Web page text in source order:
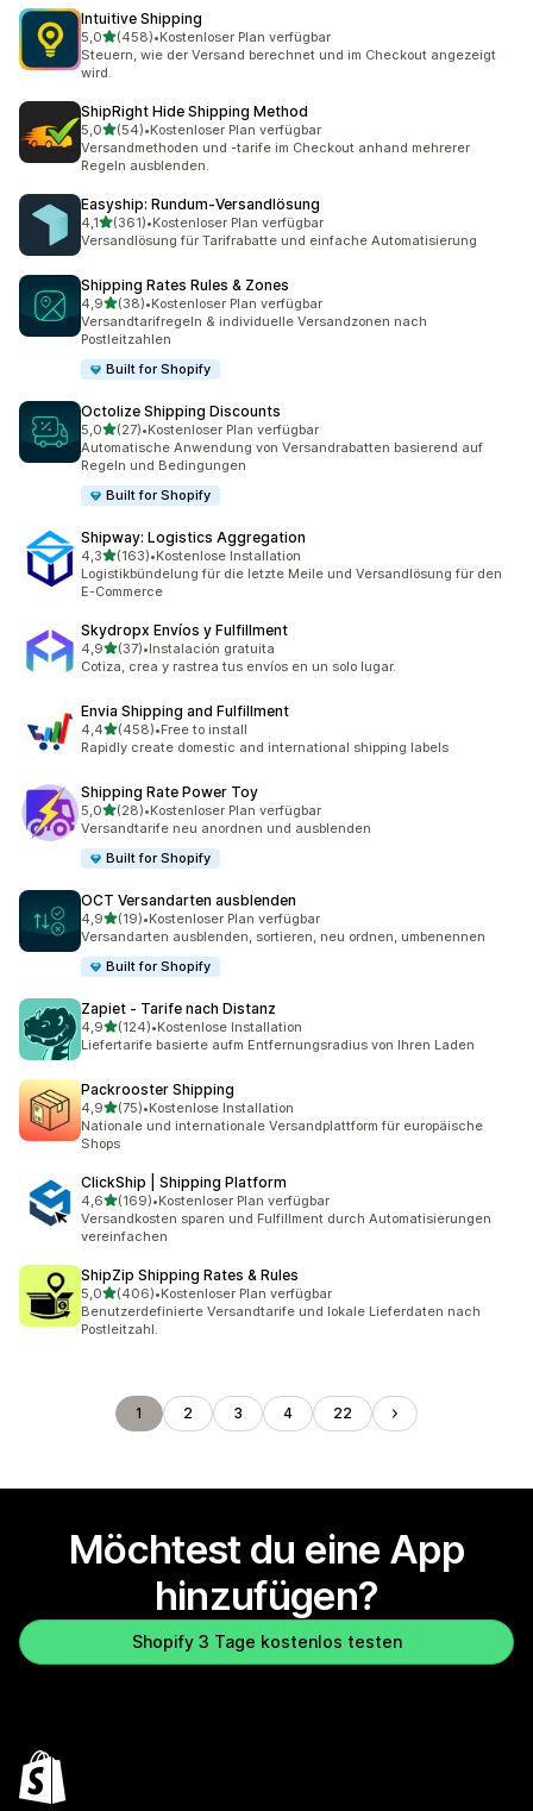
Intuitive Shipping
5,0von 5 Sternen
(458)
458 Rezensionen insgesamt
•Kostenloser Plan verfügbar
Steuern, wie der Versand berechnet und im Checkout angezeigt
wird.
ShipRight Hide Shipping Method
5,0von 5 Sternen
(54)
54 Rezensionen insgesamt
•Kostenloser Plan verfügbar
Versandmethoden und -tarife im Checkout anhand mehrerer
Regeln ausblenden.
Easyship: Rundum‑Versandlösung
4,1von 5 Sternen
(361)
361 Rezensionen insgesamt
•Kostenloser Plan verfügbar
Versandlösung für Tarifrabatte und einfache Automatisierung
Shipping Rates Rules & Zones
4,9von 5 Sternen
(38)
38 Rezensionen insgesamt
•Kostenloser Plan verfügbar
Versandtarifregeln & individuelle Versandzonen nach
Postleitzahlen
Built for Shopify
Octolize Shipping Discounts
5,0von 5 Sternen
(27)
27 Rezensionen insgesamt
•Kostenloser Plan verfügbar
Automatische Anwendung von Versandrabatten basierend auf
Regeln und Bedingungen
Built for Shopify
Shipway: Logistics Aggregation
4,3von 5 Sternen
(163)
163 Rezensionen insgesamt
•Kostenlose Installation
Logistikbündelung für die letzte Meile und Versandlösung für den
E-Commerce
Skydropx Envíos y Fulfillment
4,9von 5 Sternen
(37)
37 Rezensionen insgesamt
•Instalación gratuita
Cotiza, crea y rastrea tus envíos en un solo lugar.
Envia Shipping and Fulfillment
4,4von 5 Sternen
(458)
458 Rezensionen insgesamt
•Free to install
Rapidly create domestic and international shipping labels
Shipping Rate Power Toy
5,0von 5 Sternen
(28)
28 Rezensionen insgesamt
•Kostenloser Plan verfügbar
Versandtarife neu anordnen und ausblenden
Built for Shopify
OCT Versandarten ausblenden
4,9von 5 Sternen
(19)
19 Rezensionen insgesamt
•Kostenloser Plan verfügbar
Versandarten ausblenden, sortieren, neu ordnen, umbenennen
Built for Shopify
Zapiet ‑ Tarife nach Distanz
4,9von 5 Sternen
(124)
124 Rezensionen insgesamt
•Kostenlose Installation
Liefertarife basierte aufm Entfernungsradius von Ihren Laden
Packrooster Shipping
4,9von 5 Sternen
(75)
75 Rezensionen insgesamt
•Kostenlose Installation
Nationale und internationale Versandplattform für europäische
Shops
ClickShip | Shipping Platform
4,6von 5 Sternen
(169)
169 Rezensionen insgesamt
•Kostenloser Plan verfügbar
Versandkosten sparen und Fulfillment durch Automatisierungen
vereinfachen
ShipZip Shipping Rates & Rules
5,0von 5 Sternen
(406)
406 Rezensionen insgesamt
•Kostenloser Plan verfügbar
Benutzerdefinierte Versandtarife und lokale Lieferdaten nach
Postleitzahl.
1 2 3 4 22
Möchtest du eine App
hinzufügen?
Shopify 3 Tage kostenlos testen